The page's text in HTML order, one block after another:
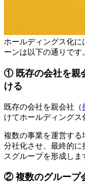
ホールディングス化
ーンは以下の通りです
① 既存の会社を親
ける
既存の会社を親会社（
けてホールディングス
複数の事業を運営する
分社化させ、最終的
スグループを形成しま
② 複数のグループ